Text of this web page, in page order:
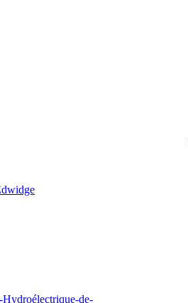
de-